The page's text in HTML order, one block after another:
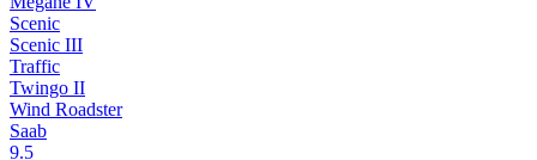
Scenic
Scenic III
Traffic
Twingo II
Wind Roadster
Saab
9.5